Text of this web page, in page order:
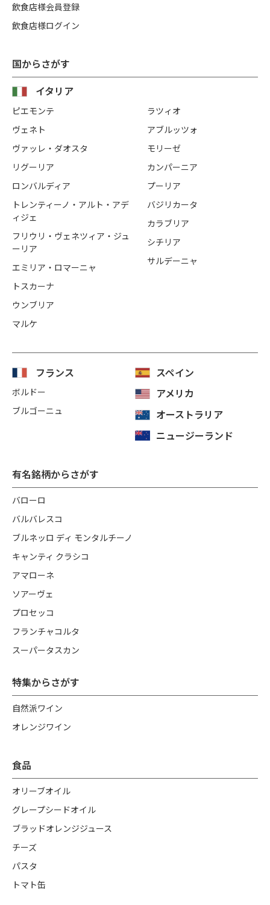
国からさがす
イタリア
ピエモンテ
ヴェネト
ヴァッレ・ダオスタ
リグーリア
ロンバルディア
トレンティーノ・アルト・アデ
ィジェ
フリウリ・ヴェネツィア・ジュ
ーリア
エミリア・ロマーニャ
トスカーナ
ウンブリア
マルケ
ラツィオ
アブルッツォ
モリーゼ
カンパーニア
プーリア
バジリカータ
カラブリア
シチリア
サルデーニャ
フランス
ボルドー
ブルゴーニュ
スペイン
アメリカ
オーストラリア
ニュージーランド
有名銘柄からさがす
バローロ
バルバレスコ
ブルネッロ ディ モンタルチーノ
キャンティ クラシコ
アマローネ
ソアーヴェ
プロセッコ
フランチャコルタ
スーパータスカン
特集からさがす
自然派ワイン
オレンジワイン
食品
オリーブオイル
グレープシードオイル
ブラッドオレンジジュース
チーズ
パスタ
トマト缶
飲食店様会員登録
飲食店様ログイン